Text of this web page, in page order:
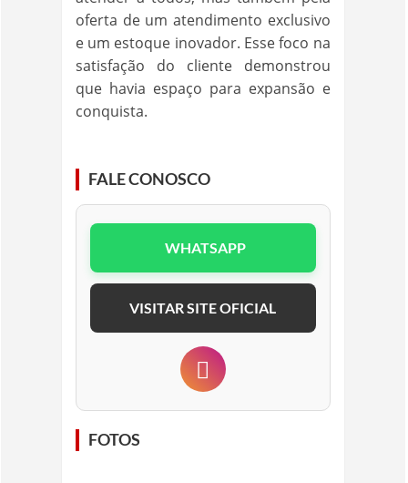
oferta de um atendimento exclusivo
e um estoque inovador. Esse foco na
satisfação do cliente demonstrou
que havia espaço para expansão e
conquista.
FALE CONOSCO
WHATSAPP
VISITAR SITE OFICIAL
FOTOS